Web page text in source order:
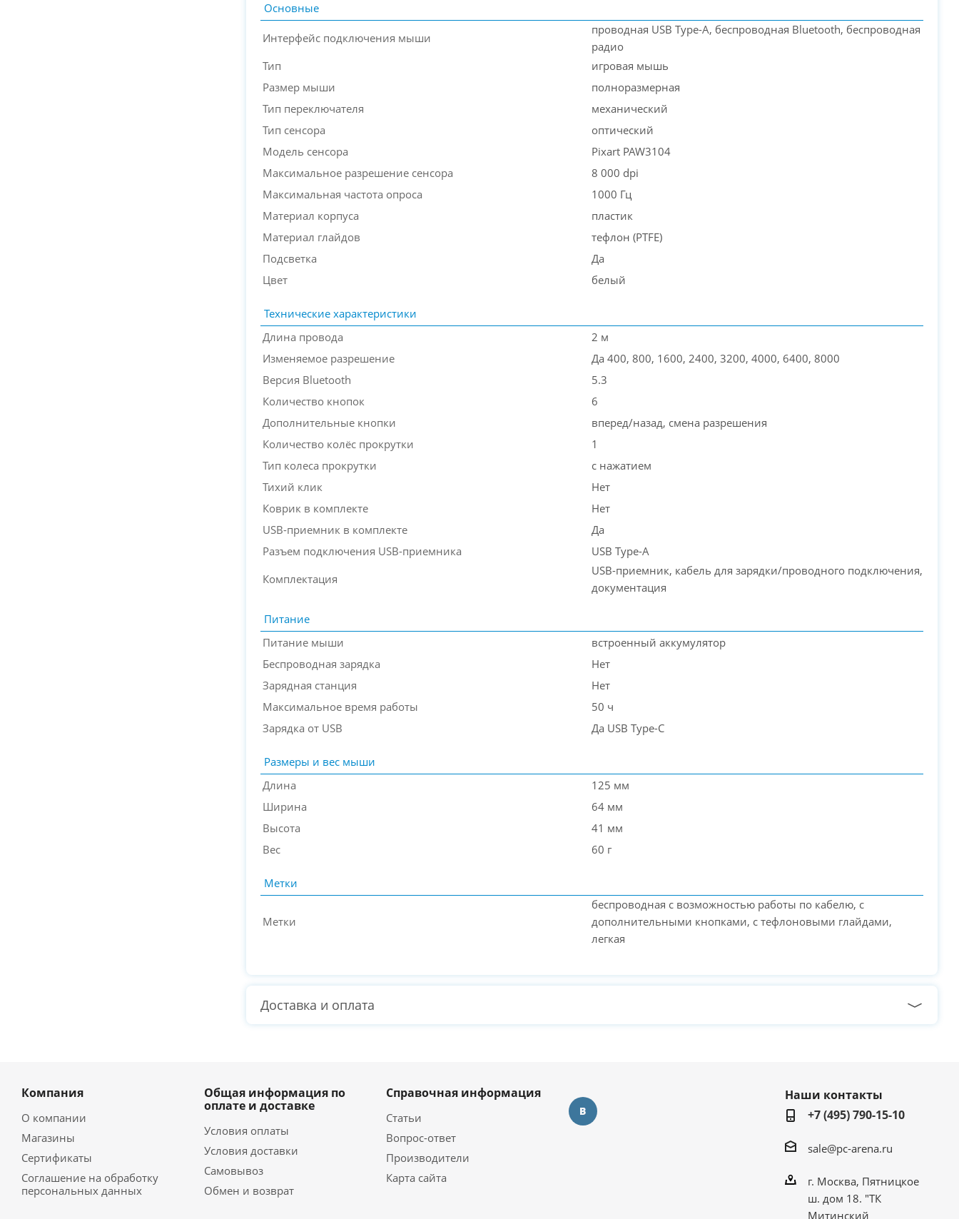
Основные
Интерфейс подключения мыши
проводная USB Type-A, беспроводная Bluetooth, беспроводная
радио
Тип
игровая мышь
Размер мыши
полноразмерная
Тип переключателя
механический
Тип сенсора
оптический
Модель сенсора
Pixart PAW3104
Максимальное разрешение сенсора
8 000 dpi
Максимальная частота опроса
1000 Гц
Материал корпуса
пластик
Материал глайдов
тефлон (PTFE)
Подсветка
Да
Цвет
белый
Технические характеристики
Длина провода
2 м
Изменяемое разрешение
Да 400, 800, 1600, 2400, 3200, 4000, 6400, 8000
Версия Bluetooth
5.3
Количество кнопок
6
Дополнительные кнопки
вперед/назад, смена разрешения
Количество колёс прокрутки
1
Тип колеса прокрутки
с нажатием
Тихий клик
Нет
Коврик в комплекте
Нет
USB-приемник в комплекте
Да
Разъем подключения USB-приемника
USB Type-A
Комплектация
USB-приемник, кабель для зарядки/проводного подключения,
документация
Питание
Питание мыши
встроенный аккумулятор
Беспроводная зарядка
Нет
Зарядная станция
Нет
Максимальное время работы
50 ч
Зарядка от USB
Да USB Type-C
Размеры и вес мыши
Длина
125 мм
Ширина
64 мм
Высота
41 мм
Вес
60 г
Метки
Метки
беспроводная с возможностью работы по кабелю, с
дополнительными кнопками, с тефлоновыми глайдами,
легкая
Доставка и оплата
Компания
О компании
Магазины
Сертификаты
Соглашение на обработку
персональных данных
Общая информация по
оплате и доставке
Условия оплаты
Условия доставки
Самовывоз
Обмен и возврат
Справочная информация
Статьи
Вопрос-ответ
Производители
Карта сайта
Наши контакты
+7 (495) 790-15-10
sale@pc-arena.ru
г. Москва, Пятницкое
ш. дом 18. "ТК
Митинский